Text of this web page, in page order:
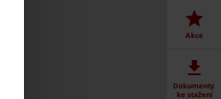
Akce
Dokumenty
ke stažení